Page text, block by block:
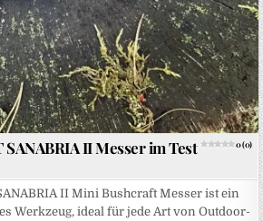
SANABRIA II Messer im Test 0 (0)
II Mini Bushcraft Messer ist ein
Werkzeug, ideal für jede Art von Outdoor-